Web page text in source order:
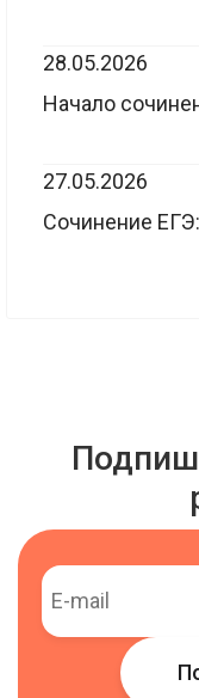
28.05.2026
Начало
27.05.2026
Сочинение